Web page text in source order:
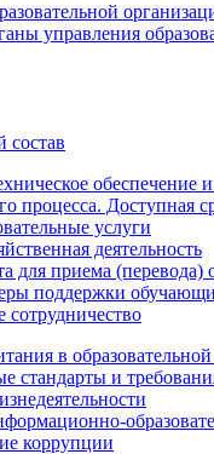
управления
состав
обеспечение
процесса. Доступная
услуги
деятельность
для приема (перевода)
поддержки
в
стандарты и
коррупции